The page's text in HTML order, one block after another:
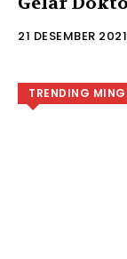
21 DESEMBER 2021
TRENDING